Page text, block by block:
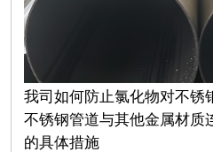
我司如何防止氯化物对不锈
不锈钢管道与其他金属材质
的具体措施